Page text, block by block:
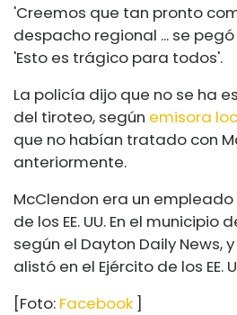
'Creemos que tan pronto
despacho regional ... se pegó
'Esto es trágico para todos'.
La policía dijo que no se ha
del tiroteo, según emisora
que no habían tratado con
anteriormente.
McClendon era un
de los EE. UU. En el municipio
según el Dayton Daily News,
alistó en el Ejército de los EE.
[Foto: Facebook ]